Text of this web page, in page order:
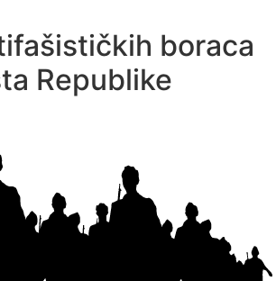
boraca
Republike